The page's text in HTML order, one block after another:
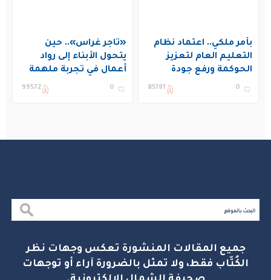
بأمر ملكي.. اعتماد نظام
التعليم العام لتعزيز
الحوكمة ورفع جودة
التعليم في المملكة
0
85191
«تاجر غراس».. حين
يتحول الأبناء إلى رواد
أعمال في تجربة ملهمة
بنادي غراس الصيفي
0
99572
جميع المقالات المنشورة تعكس وجهات نظر
الكُتّاب فقط، ولا تمثل بالضرورة آراء أو توجهات